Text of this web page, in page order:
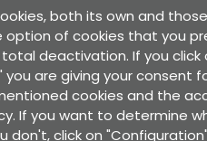
both its own and
option of cookies that you
deactivation. If you click
are giving your consent
cookies and the
If you want to determine
click on